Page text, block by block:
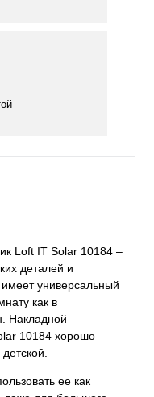
Loft IT Solar 10184 –
деталей и
имеет универсальный
как в
Накладной
10184 хорошо
ее как